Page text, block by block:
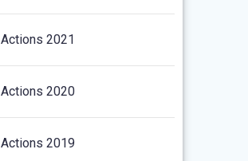
Actions 2021
Actions 2020
Actions 2019